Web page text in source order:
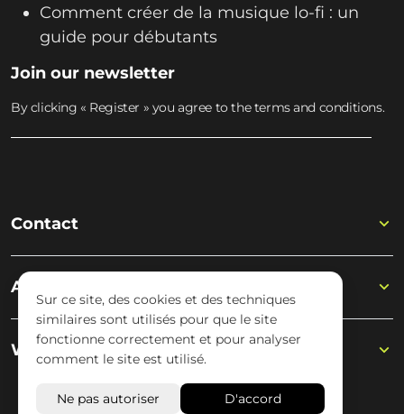
Comment créer de la musique lo-fi : un
guide pour débutants
Join our newsletter
By clicking « Register » you agree to the terms and conditions.
Contact
Academy
Wisseloord
Sur ce site, des cookies et des techniques
similaires sont utilisés pour que le site
fonctionne correctement et pour analyser
comment le site est utilisé.